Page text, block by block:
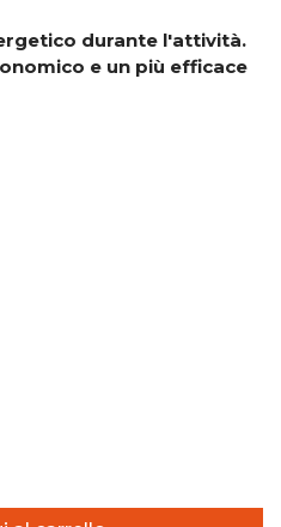
durante l'attività.
e un più efficace